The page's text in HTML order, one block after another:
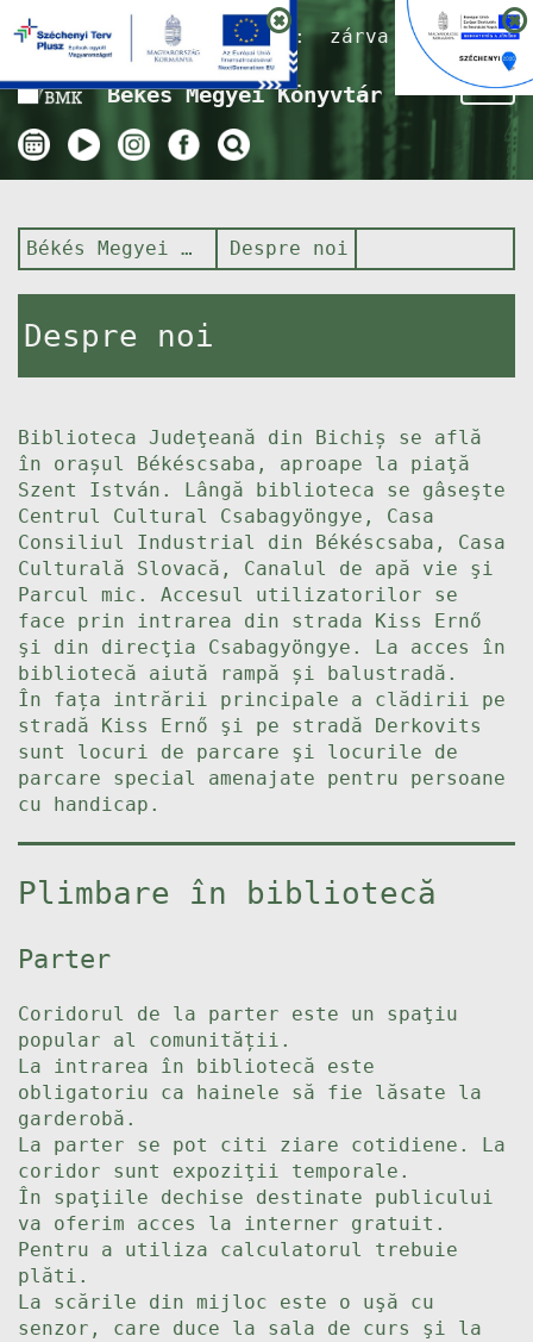
Nyitvatartás ma:zárva
Békés Megyei Könyvtár
Békés Megyei Könyvtár Despre noi
Despre noi
Biblioteca Judeţeană din Bichiș se află
în orașul Békéscsaba, aproape la piaţă
Szent István. Lângă biblioteca se gâseşte
Centrul Cultural Csabagyöngye, Casa
Consiliul Industrial din Békéscsaba, Casa
Culturală Slovacă, Canalul de apă vie şi
Parcul mic. Accesul utilizatorilor se
face prin intrarea din strada Kiss Ernő
şi din direcţia Csabagyöngye. La acces în
bibliotecă aiută rampă și balustradă.
În fața intrării principale a clădirii pe
stradă Kiss Ernő şi pe stradă Derkovits
sunt locuri de parcare şi locurile de
parcare special amenajate pentru persoane
cu handicap.
Plimbare în bibliotecă
Parter
Coridorul de la parter este un spaţiu
popular al comunității.
La intrarea în bibliotecă este
obligatoriu ca hainele să fie lăsate la
garderobă.
La parter se pot citi ziare cotidiene. La
coridor sunt expoziţii temporale.
În spaţiile dechise destinate publicului
va oferim acces la interner gratuit.
Pentru a utiliza calculatorul trebuie
plăti.
La scările din mijloc este o uşă cu
senzor, care duce la sala de curs şi la